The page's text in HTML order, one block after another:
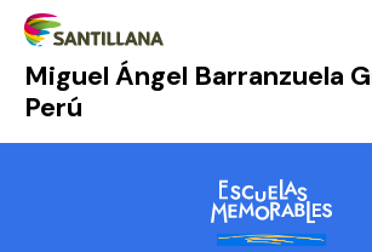
Miguel Ángel Barranzuela
Perú